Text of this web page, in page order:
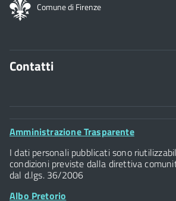
Comune di Firenze
Contatti
Comune di Firenze
Palazzo Vecchio
Piazza della Signoria - 50122, Firenze
P.IVA 01307110484
Footer
Amministrazione Trasparente
I dati personali pubblicati sono
condizioni previste dalla direttiva
dal d.lgs. 36/2006
Albo Pretorio